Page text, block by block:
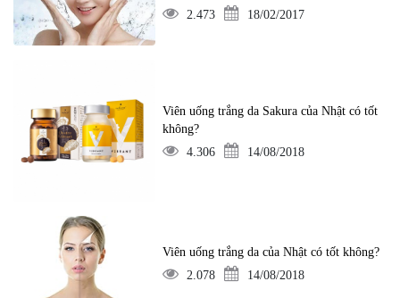
2.473
18/02/2017
Viên uống trắng da Sakura của Nhật có tốt
không?
4.306
14/08/2018
Viên uống trắng da của Nhật có tốt không?
2.078
14/08/2018